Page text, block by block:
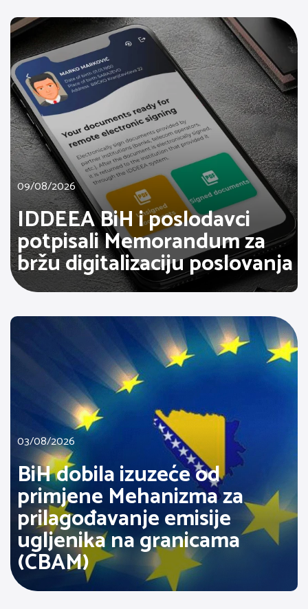
09/08/2026
IDDEEA BiH i poslodavci
potpisali Memorandum za
bržu digitalizaciju poslovanja
03/08/2026
BiH dobila izuzeće od
primjene Mehanizma za
prilagođavanje emisije
ugljenika na granicama
(CBAM)